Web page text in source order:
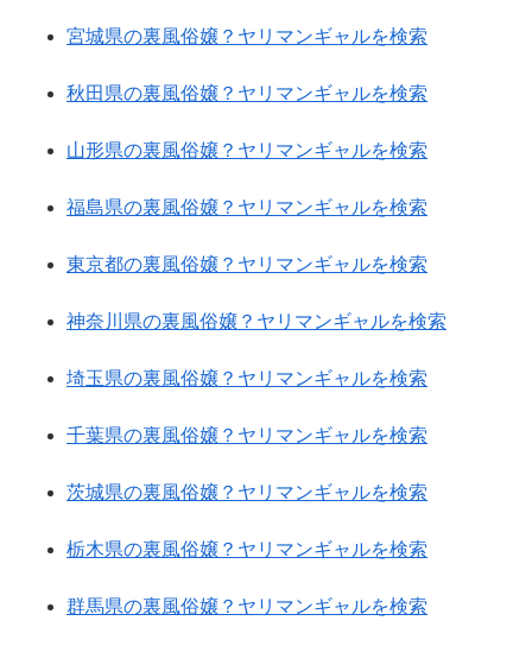
宮城県の裏風俗嬢？ヤリマンギャルを検索
秋田県の裏風俗嬢？ヤリマンギャルを検索
山形県の裏風俗嬢？ヤリマンギャルを検索
福島県の裏風俗嬢？ヤリマンギャルを検索
東京都の裏風俗嬢？ヤリマンギャルを検索
神奈川県の裏風俗嬢？ヤリマンギャルを検索
埼玉県の裏風俗嬢？ヤリマンギャルを検索
千葉県の裏風俗嬢？ヤリマンギャルを検索
茨城県の裏風俗嬢？ヤリマンギャルを検索
栃木県の裏風俗嬢？ヤリマンギャルを検索
群馬県の裏風俗嬢？ヤリマンギャルを検索